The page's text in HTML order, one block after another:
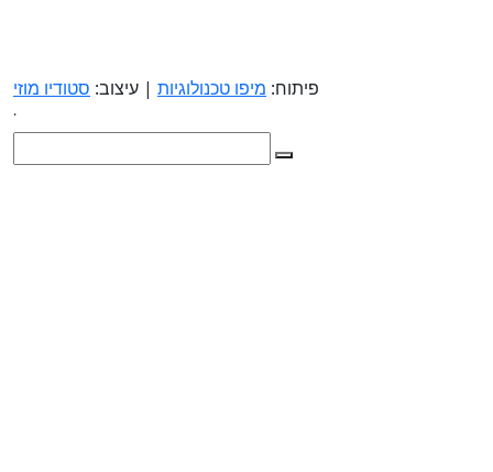
פיתוח: מיפו טכנולוגיות | עיצוב: סטודיו מוזי
.